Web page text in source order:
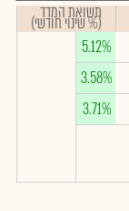
תשואת המדד
(% שינוי חודשי)
5.12%
3.58%
3.71%